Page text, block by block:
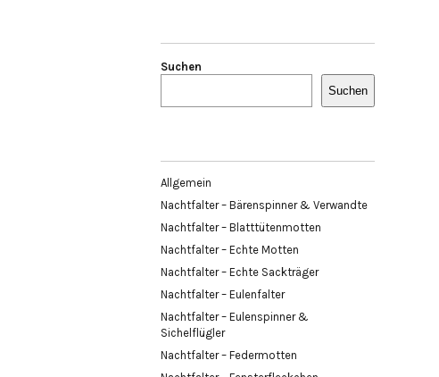
Suchen
Suchen
Allgemein
Nachtfalter – Bärenspinner & Verwandte
Nachtfalter – Blatttütenmotten
Nachtfalter – Echte Motten
Nachtfalter – Echte Sackträger
Nachtfalter – Eulenfalter
Nachtfalter – Eulenspinner &
Sichelflügler
Nachtfalter – Federmotten